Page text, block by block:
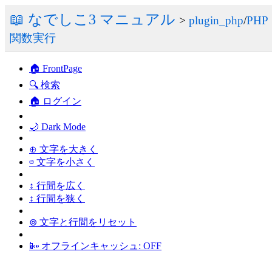
📖 なでしこ3 マニュアル > plugin_php/PHP
関数実行
🏠 FrontPage
🔍 検索
🏠 ログイン
🌙 Dark Mode
⊕ 文字を大きく
⊖ 文字を小さく
↕ 行間を広く
↕ 行間を狭く
⊚ 文字と行間をリセット
📴 オフラインキャッシュ: OFF